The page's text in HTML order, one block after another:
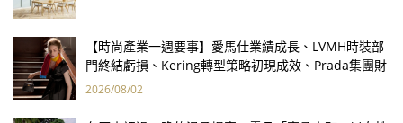
【時尚產業一週要事】愛馬仕業績成長、LVMH時裝部
門終結虧損、Kering轉型策略初現成效、Prada集團財
報亮眼
2026/08/02